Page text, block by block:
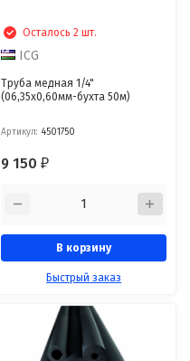
Осталось 2 шт.
ICG
Труба медная 1/4"
(06,35х0,60мм-бухта 50м)
Артикул: 4501750
9 150₽
В корзину
Быстрый заказ